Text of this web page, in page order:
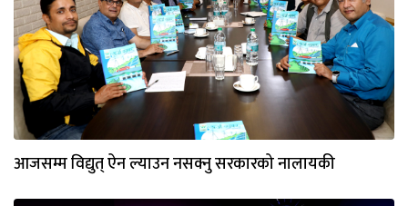
आजसम्म विद्युत् ऐन ल्याउन नसक्नु सरकारको नालायकी